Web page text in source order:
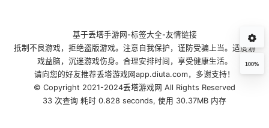
100%
基于丢塔手游网 -标签大全-友情链接
抵制不良游戏，拒绝盗版游戏。注意自我保护，谨防受骗上当。适度游
戏益脑，沉迷游戏伤身。合理安排时间，享受健康生活。
请向您的好友推荐丢塔游戏网app.diuta.com，多谢支持！
© Copyright 2021-2024丢塔游戏网 All Rights Reserved
33 次查询 耗时 0.828 seconds, 使用 30.37MB 内存